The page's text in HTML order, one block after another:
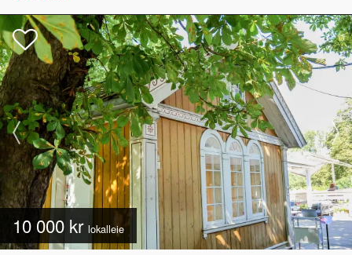
10 000 kr lokalleie